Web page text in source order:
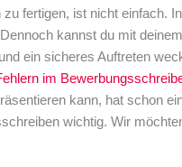
fertigen, ist nicht einfach.
kannst du mit
ein sicheres Auftreten
im
kann, hat schon
wichtig. Wir